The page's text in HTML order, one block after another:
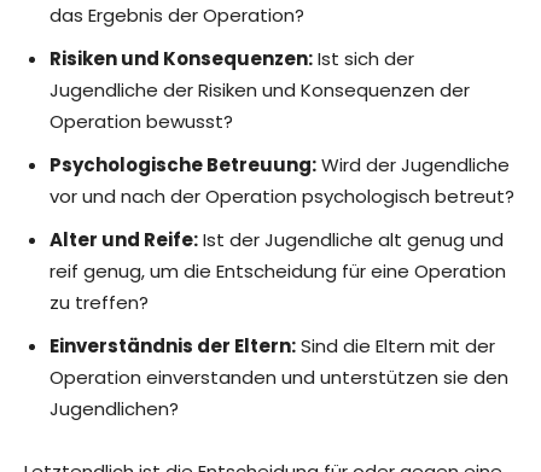
das Ergebnis der Operation?
Risiken und Konsequenzen:Ist sich der
Jugendliche der Risiken und Konsequenzen der
Operation bewusst?
Psychologische Betreuung:Wird der Jugendliche
vor und nach der Operation psychologisch betreut?
Alter und Reife:Ist der Jugendliche alt genug und
reif genug, um die Entscheidung für eine Operation
zu treffen?
Einverständnis der Eltern:Sind die Eltern mit der
Operation einverstanden und unterstützen sie den
Jugendlichen?